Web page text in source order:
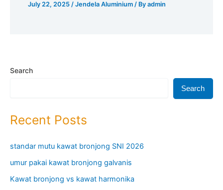
July 22, 2025/Jendela Aluminium / Byadmin
Search
Search
Recent Posts
standar mutu kawat bronjong SNI 2026
umur pakai kawat bronjong galvanis
Kawat bronjong vs kawat harmonika